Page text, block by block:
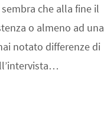
che alla fine il
o almeno ad una
notato differenze di